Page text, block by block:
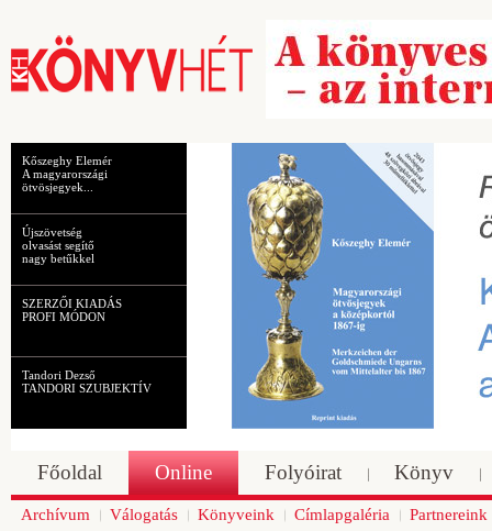
Kőszeghy Elemér
A magyarországi
ötvösjegyek...
Újszövetség
olvasást segítő
nagy betűkkel
SZERZŐI KIADÁS
PROFI MÓDON
Tandori Dezső
TANDORI SZUBJEKTÍV
Főoldal Online Folyóirat Könyv
Archívum Válogatás Könyveink Címlapgaléria Partnereink